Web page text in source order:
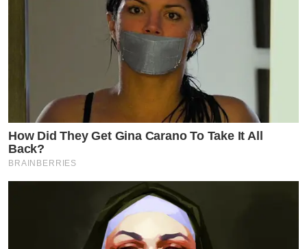
How Did They Get Gina Carano To Take It All
Back?
BRAINBERRIES